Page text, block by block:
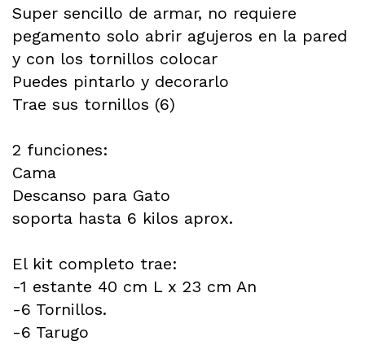
Super sencillo de armar, no requiere
pegamento solo abrir agujeros en la pared
y con los tornillos colocar
Puedes pintarlo y decorarlo
Trae sus tornillos (6)
2 funciones:
Cama
Descanso para Gato
soporta hasta 6 kilos aprox.
El kit completo trae:
-1 estante 40 cm L x 23 cm An
-6 Tornillos.
-6 Tarugo